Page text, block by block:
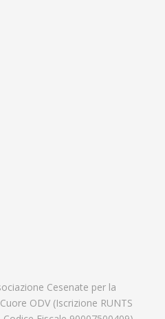
Cesenate per la
ODV (Iscrizione RUNTS